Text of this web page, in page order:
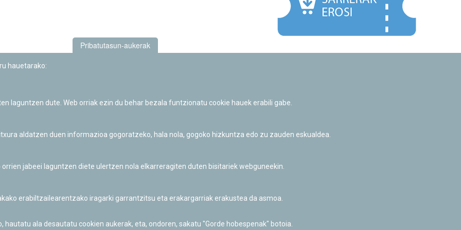
Informazio publikoa eskatzeko baimena
Pribatutasun-aukerak
hauetarako:
laguntzen dute. Web orriak ezin du behar bezala funtzionatu cookie hauek erabili gabe.
aldatzen duen informazioa gogoratzeko, hala nola, gogoko hizkuntza edo zu zauden eskualdea.
jabeei laguntzen diete ulertzen nola elkarreragiten duten bisitariek webguneekin.
erabiltzailearentzako iragarki garrantzitsu eta erakargarriak erakustea da asmoa.
ala desautatu cookien aukerak, eta, ondoren, sakatu "Gorde hobespenak" botoia.